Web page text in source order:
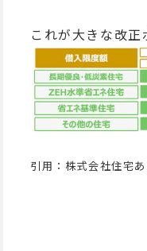
これが大きな改正
引用：株式会社住宅